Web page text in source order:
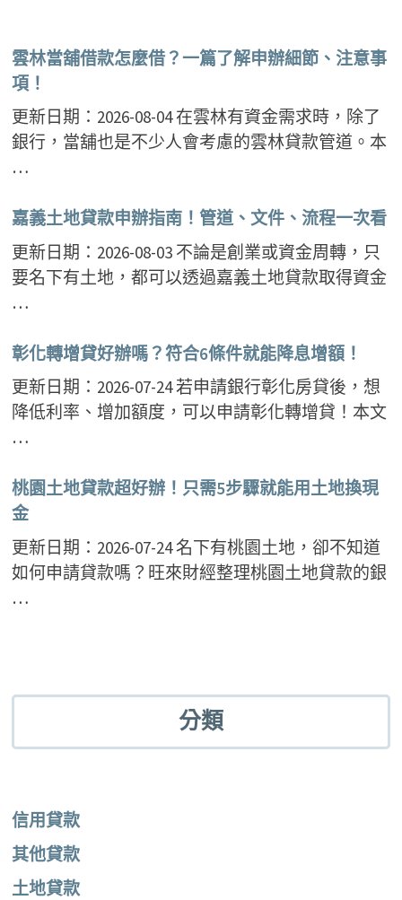
雲林當舖借款怎麼借？一篇了解申辦細節、注意事
項！
更新日期：2026-08-04 在雲林有資金需求時，除了
銀行，當舖也是不少人會考慮的雲林貸款管道。本
…
嘉義土地貸款申辦指南！管道、文件、流程一次看
更新日期：2026-08-03 不論是創業或資金周轉，只
要名下有土地，都可以透過嘉義土地貸款取得資金
…
彰化轉增貸好辦嗎？符合6條件就能降息增額！
更新日期：2026-07-24 若申請銀行彰化房貸後，想
降低利率、增加額度，可以申請彰化轉增貸！本文
…
桃園土地貸款超好辦！只需5步驟就能用土地換現
金
更新日期：2026-07-24 名下有桃園土地，卻不知道
如何申請貸款嗎？旺來財經整理桃園土地貸款的銀
…
分類
信用貸款
其他貸款
土地貸款